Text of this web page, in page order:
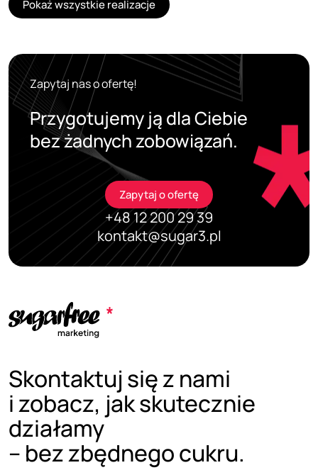
Pokaż wszystkie realizacje
Zapytaj nas o ofertę!
Przygotujemy ją dla Ciebie
bez żadnych zobowiązań.
Zapytaj o ofertę
+48 12 200 29 39
kontakt@sugar3.pl
Skontaktuj się z nami
i zobacz, jak skutecznie
działamy
– bez zbędnego cukru.